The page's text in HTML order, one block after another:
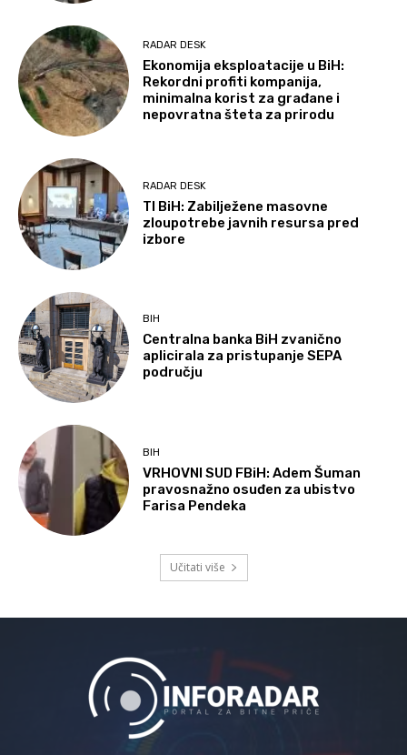
RADAR DESK
Ekonomija eksploatacije u BiH:
Rekordni profiti kompanija,
minimalna korist za građane i
nepovratna šteta za prirodu
RADAR DESK
TI BiH: Zabilježene masovne
zloupotrebe javnih resursa pred
izbore
BIH
Centralna banka BiH zvanično
aplicirala za pristupanje SEPA
području
BIH
VRHOVNI SUD FBiH: Adem Šuman
pravosnažno osuđen za ubistvo
Farisa Pendeka
Učitati više